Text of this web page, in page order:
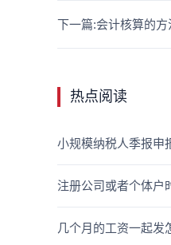
下一篇:会计核算的
热点阅读
小规模纳税人季报申
注册公司或者个体户
几个月的工资一起发